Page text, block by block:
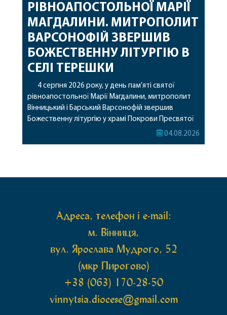
РІВНОАПОСТОЛЬНОЇ МАРІЇ
МАГДАЛИНИ. МИТРОПОЛИТ
ВАРСОНОФІЙ ЗВЕРШИВ
БОЖЕСТВЕННУ ЛІТУРГІЮ В
СЕЛІ ТЕРЕШКИ
4 серпня 2026 року, у день пам’яті святої
рівноапостольної Марії Магдалини, митрополит
Вінницький і Барський Варсонофій звершив
Божественну літургію у храмі Покрови Пресвятої
Богородиці села Терешки Барського благочиння.
04.08.2026
Адреса, телефон і e-mail:
м. Вінниця,
вул. Ярослава Мудрого, 52
(мкр Пирогово)
+38 (063) 170-28-50
vinnytsia.diocese@gmail.com